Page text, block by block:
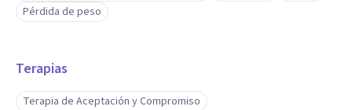
Pérdida de peso
Terapias
Terapia de Aceptación y Compromiso